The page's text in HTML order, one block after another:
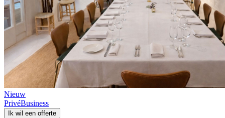
Nieuw
PrivéBusiness
Ik wil een offerte